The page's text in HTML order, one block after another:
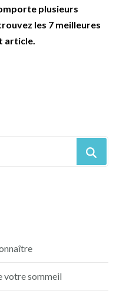
plusieurs
les 7 meilleures
article.
votre sommeil